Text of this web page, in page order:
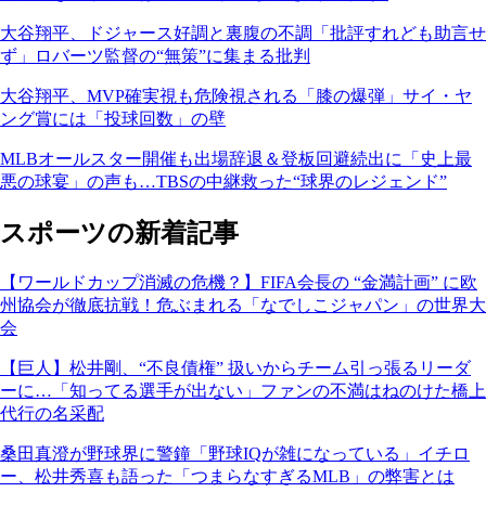
大谷翔平、ドジャース好調と裏腹の不調「批評すれども助言せ
ず」ロバーツ監督の“無策”に集まる批判
大谷翔平、MVP確実視も危険視される「膝の爆弾」サイ・ヤ
ング賞には「投球回数」の壁
MLBオールスター開催も出場辞退＆登板回避続出に「史上最
悪の球宴」の声も…TBSの中継救った“球界のレジェンド”
スポーツの新着記事
【ワールドカップ消滅の危機？】FIFA会長の “金満計画” に欧
州協会が徹底抗戦！危ぶまれる「なでしこジャパン」の世界大
会
【巨人】松井剛、“不良債権” 扱いからチーム引っ張るリーダ
ーに…「知ってる選手が出ない」ファンの不満はねのけた橋上
代行の名采配
桑田真澄が野球界に警鐘「野球IQが雑になっている」イチロ
ー、松井秀喜も語った「つまらなすぎるMLB」の弊害とは